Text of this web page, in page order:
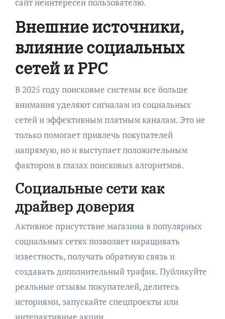
сайт неинтересен пользователю.
Внешние источники,
влияние социальных
сетей и PPC
В 2025 году поисковые системы все больше
внимания уделяют сигналам из социальных
сетей и эффективным платным каналам. Это не
только помогает привлечь покупателей
напрямую, но и выступает положительным
фактором в глазах поисковых алгоритмов.
Социальные сети как
драйвер доверия
Активное присутствие магазина в популярных
социальных сетях позволяет наращивать
известность, получать обратную связь и
создавать дополнительный трафик. Публикуйте
реальные отзывы покупателей, делитесь
историями, запускайте спецпроекты или